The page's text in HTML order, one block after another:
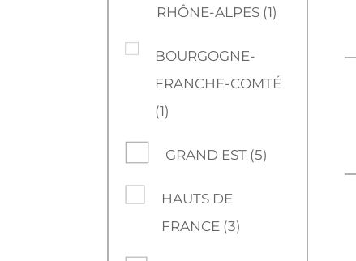
RHÔNE-ALPES (1)
BOURGOGNE-
FRANCHE-COMTÉ
(1)
GRAND EST (5)
HAUTS DE
FRANCE (3)